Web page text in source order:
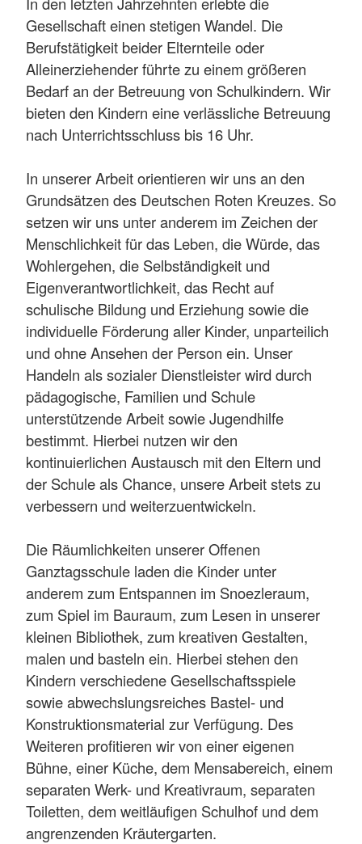
Gesellschaft einen stetigen Wandel. Die
Berufstätigkeit beider Elternteile oder
Alleinerziehender führte zu einem größeren
Bedarf an der Betreuung von Schulkindern. Wir
bieten den Kindern eine verlässliche Betreuung
nach Unterrichtsschluss bis 16 Uhr.
In unserer Arbeit orientieren wir uns an den
Grundsätzen des Deutschen Roten Kreuzes. So
setzen wir uns unter anderem im Zeichen der
Menschlichkeit für das Leben, die Würde, das
Wohlergehen, die Selbständigkeit und
Eigenverantwortlichkeit, das Recht auf
schulische Bildung und Erziehung sowie die
individuelle Förderung aller Kinder, unparteilich
und ohne Ansehen der Person ein. Unser
Handeln als sozialer Dienstleister wird durch
pädagogische, Familien und Schule
unterstützende Arbeit sowie Jugendhilfe
bestimmt. Hierbei nutzen wir den
kontinuierlichen Austausch mit den Eltern und
der Schule als Chance, unsere Arbeit stets zu
verbessern und weiterzuentwickeln.
Die Räumlichkeiten unserer Offenen
Ganztagsschule laden die Kinder unter
anderem zum Entspannen im Snoezleraum,
zum Spiel im Bauraum, zum Lesen in unserer
kleinen Bibliothek, zum kreativen Gestalten,
malen und basteln ein. Hierbei stehen den
Kindern verschiedene Gesellschaftsspiele
sowie abwechslungsreiches Bastel- und
Konstruktionsmaterial zur Verfügung. Des
Weiteren profitieren wir von einer eigenen
Bühne, einer Küche, dem Mensabereich, einem
separaten Werk- und Kreativraum, separaten
Toiletten, dem weitläufigen Schulhof und dem
angrenzenden Kräutergarten.